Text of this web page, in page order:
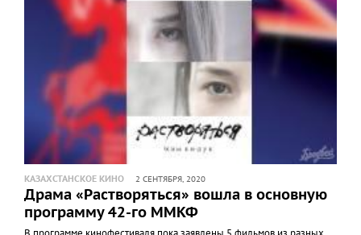
КАЗАХСТАНСКОЕ КИНО 2 СЕНТЯБРЯ, 2020
Драма «Растворяться» вошла в основную
программу 42-го ММКФ